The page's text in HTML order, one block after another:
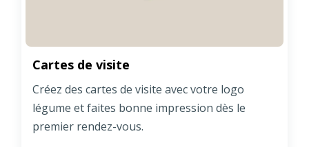
Cartes de visite
Créez des cartes de visite avec votre logo
légume et faites bonne impression dès le
premier rendez-vous.